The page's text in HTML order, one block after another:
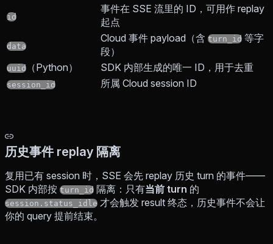
id
事件在 SSE 流里的 ID，可用作 replay
起点
data
Cloud 事件 payload（含 turn_id 等字
段）
uuid （Python） SDK 内部生成的唯一 ID，用于去重
session_id 所属 Cloud session ID
历史事件 replay 隔离
复用已有 session 时，SSE 会先 replay 历史 turn 的事件——
SDK 内部按 turn_id 隔离：只有当前 turn 的
session.status_idle 才会触发 result 终态，历史事件不会让
你的 query 提前结束。